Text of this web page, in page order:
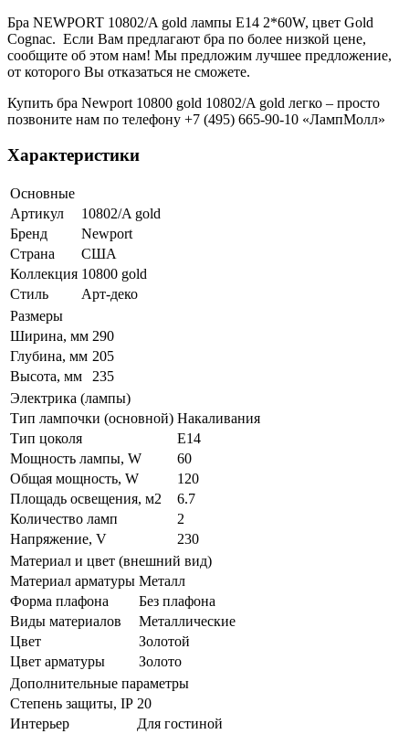
Бра NEWPORT 10802/A gold лампы Е14 2*60W, цвет Gold
Cognac. Если Вам предлагают бра по более низкой цене,
сообщите об этом нам! Мы предложим лучшее предложение,
от которого Вы отказаться не сможете.
Купить бра Newport 10800 gold 10802/A gold легко – просто
позвоните нам по телефону +7 (495) 665-90-10 «ЛампМолл»
Характеристики
Основные
Артикул
10802/A gold
Бренд
Newport
Страна
США
Коллекция 10800 gold
Стиль
Арт-деко
Размеры
Ширина, мм 290
Глубина, мм 205
Высота, мм
235
Электрика (лампы)
Тип лампочки (основной) Накаливания
Тип цоколя
E14
Мощность лампы, W
60
Общая мощность, W
120
Площадь освещения, м2
6.7
Количество ламп
2
Напряжение, V
230
Материал и цвет (внешний вид)
Материал арматуры Металл
Форма плафона
Без плафона
Виды материалов
Металлические
Цвет
Золотой
Цвет арматуры
Золото
Дополнительные параметры
Степень защиты, IP 20
Интерьер
Для гостиной